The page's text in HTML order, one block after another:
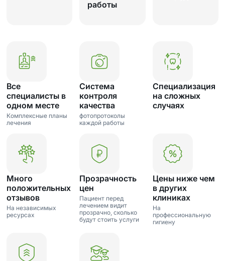
работы
Все
специалисты в
одном месте
Комплексные планы
лечения
Система
контроля
качества
фотопротоколы
каждой работы
Специализация
на сложных
случаях
Много
положительных
отзывов
На независимых
ресурсах
Прозрачность
цен
Пациент перед
лечением видит
прозрачно, сколько
будут стоить услуги
Цены ниже чем
в других
клиниках
На
профессиональную
гигиену